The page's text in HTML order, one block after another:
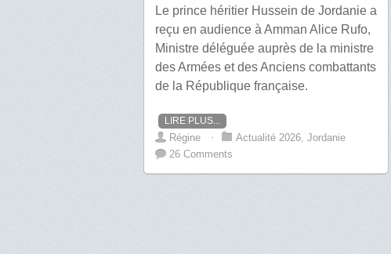
Le prince héritier Hussein de Jordanie a
reçu en audience à Amman Alice Rufo,
Ministre déléguée auprès de la ministre
des Armées et des Anciens combattants
de la République française.
LIRE PLUS...
Régine ⋅ Actualité 2026, Jordanie
26 Comments